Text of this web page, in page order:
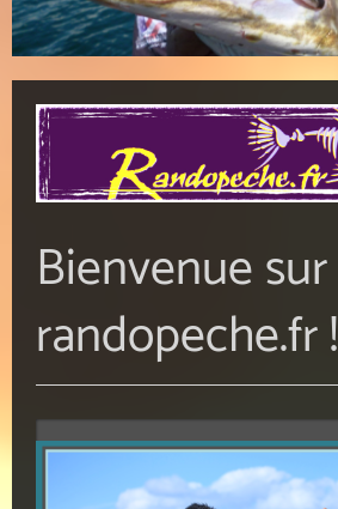
Bienvenue sur
randopeche.fr !